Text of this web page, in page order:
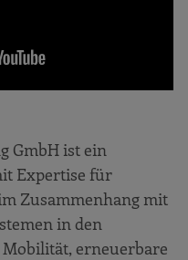
GmbH ist ein
Expertise für
Zusammenhang mit
in den
erneuerbare